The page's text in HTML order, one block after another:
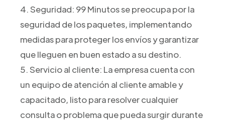
4. Seguridad: 99 Minutos se preocupa por la
seguridad de los paquetes, implementando
medidas para proteger los envíos y garantizar
que lleguen en buen estado a su destino.
5. Servicio al cliente: La empresa cuenta con
un equipo de atención al cliente amable y
capacitado, listo para resolver cualquier
consulta o problema que pueda surgir durante